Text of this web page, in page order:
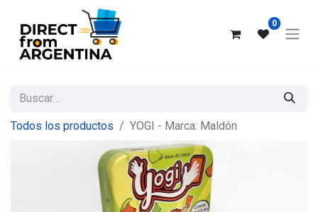
0
Todos los productos YOGI - Marca: Maldón